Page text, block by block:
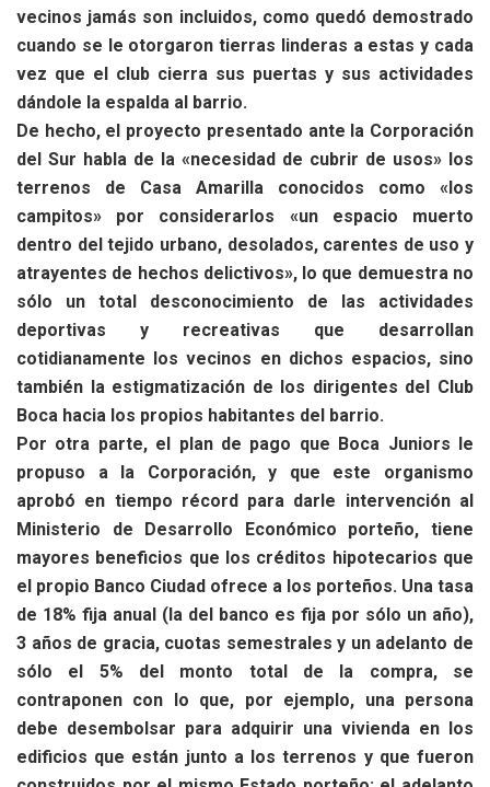
vecinos jamás son incluidos, como quedó demostrado
cuando se le otorgaron tierras linderas a estas y cada
vez que el club cierra sus puertas y sus actividades
dándole la espalda al barrio.
De hecho, el proyecto presentado ante la Corporación
del Sur habla de la «necesidad de cubrir de usos» los
terrenos de Casa Amarilla conocidos como «los
campitos» por considerarlos «un espacio muerto
dentro del tejido urbano, desolados, carentes de uso y
atrayentes de hechos delictivos», lo que demuestra no
sólo un total desconocimiento de las actividades
deportivas y recreativas que desarrollan
cotidianamente los vecinos en dichos espacios, sino
también la estigmatización de los dirigentes del Club
Boca hacia los propios habitantes del barrio.
Por otra parte, el plan de pago que Boca Juniors le
propuso a la Corporación, y que este organismo
aprobó en tiempo récord para darle intervención al
Ministerio de Desarrollo Económico porteño, tiene
mayores beneficios que los créditos hipotecarios que
el propio Banco Ciudad ofrece a los porteños. Una tasa
de 18% fija anual (la del banco es fija por sólo un año),
3 años de gracia, cuotas semestrales y un adelanto de
sólo el 5% del monto total de la compra, se
contraponen con lo que, por ejemplo, una persona
debe desembolsar para adquirir una vivienda en los
edificios que están junto a los terrenos y que fueron